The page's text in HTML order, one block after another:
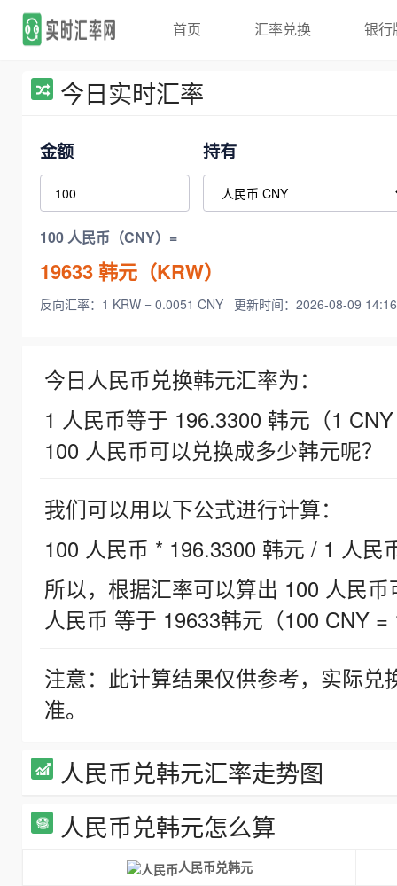
首页 汇率兑换 银行
今日实时汇率
金额 持有
100 人民币（CNY）=
19633韩元（KRW）
反向汇率：1 KRW = 0.0051 CNY 更新时间：2026-08-09
今日人民币兑换韩元汇率为：
1 人民币等于 196.3300 韩元（1
100 人民币可以兑换成多少韩元呢？
我们可以用以下公式进行计算：
100 人民币 * 196.3300 韩元 / 1 人民
所以，根据汇率可以算出 100 人民
人民币 等于 19633韩元（100 CNY =
注意：此计算结果仅供参考，实际
准。
人民币兑韩元汇率走势图
人民币兑韩元怎么算
人民币兑韩元